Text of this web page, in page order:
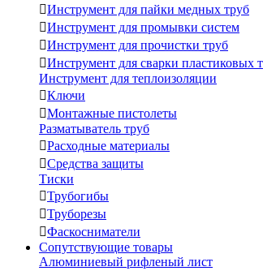
Инструмент для пайки медных труб
Инструмент для промывки систем
Инструмент для прочистки труб
Инструмент для сварки пластиковых
Инструмент для теплоизоляции
Ключи
Монтажные пистолеты
Разматыватель труб
Расходные материалы
Средства защиты
Тиски
Трубогибы
Труборезы
Фаскосниматели
Сопутствующие товары
Алюминиевый рифленый лист